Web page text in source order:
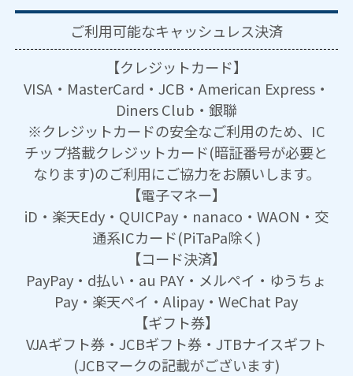
ご利用可能なキャッシュレス決済
【クレジットカード】
VISA・MasterCard・JCB・American Express・
Diners Club・銀聯
※クレジットカードの安全なご利用のため、IC
チップ搭載クレジットカード(暗証番号が必要と
なります)のご利用にご協力をお願いします。
【電子マネー】
iD・楽天Edy・QUICPay・nanaco・WAON・交
通系ICカード(PiTaPa除く)
【コード決済】
PayPay・d払い・au PAY・メルペイ・ゆうちょ
Pay・楽天ペイ・Alipay・WeChat Pay
【ギフト券】
VJAギフト券・JCBギフト券・JTBナイスギフト
(JCBマークの記載がございます)